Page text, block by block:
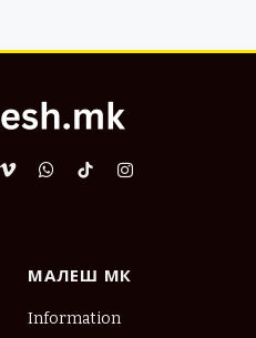
VimeoWhatsApp
TikTokInstagram
МАЛЕШ МК
Information